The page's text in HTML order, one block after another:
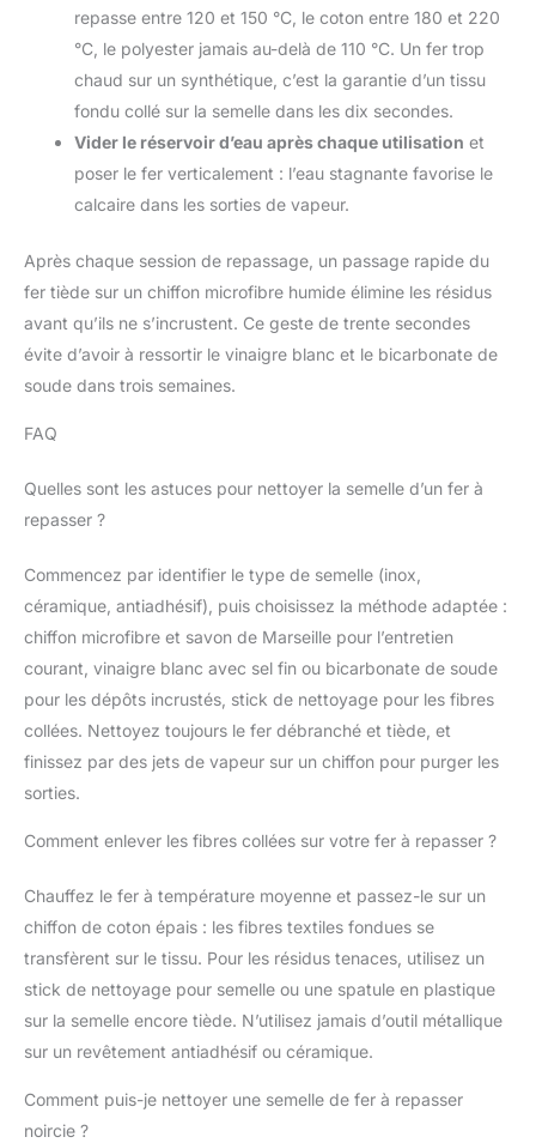
repasse entre 120 et 150 °C, le coton entre 180 et 220
°C, le polyester jamais au-delà de 110 °C. Un fer trop
chaud sur un synthétique, c’est la garantie d’un tissu
fondu collé sur la semelle dans les dix secondes.
Vider le réservoir d’eau après chaque utilisation et
poser le fer verticalement : l’eau stagnante favorise le
calcaire dans les sorties de vapeur.
Après chaque session de repassage, un passage rapide du
fer tiède sur un chiffon microfibre humide élimine les résidus
avant qu’ils ne s’incrustent. Ce geste de trente secondes
évite d’avoir à ressortir le vinaigre blanc et le bicarbonate de
soude dans trois semaines.
FAQ
Quelles sont les astuces pour nettoyer la semelle d’un fer à
repasser ?
Commencez par identifier le type de semelle (inox,
céramique, antiadhésif), puis choisissez la méthode adaptée :
chiffon microfibre et savon de Marseille pour l’entretien
courant, vinaigre blanc avec sel fin ou bicarbonate de soude
pour les dépôts incrustés, stick de nettoyage pour les fibres
collées. Nettoyez toujours le fer débranché et tiède, et
finissez par des jets de vapeur sur un chiffon pour purger les
sorties.
Comment enlever les fibres collées sur votre fer à repasser ?
Chauffez le fer à température moyenne et passez-le sur un
chiffon de coton épais : les fibres textiles fondues se
transfèrent sur le tissu. Pour les résidus tenaces, utilisez un
stick de nettoyage pour semelle ou une spatule en plastique
sur la semelle encore tiède. N’utilisez jamais d’outil métallique
sur un revêtement antiadhésif ou céramique.
Comment puis-je nettoyer une semelle de fer à repasser
noircie ?